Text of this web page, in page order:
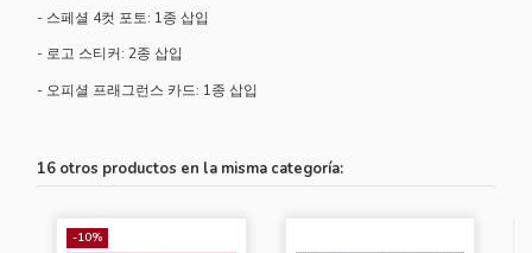
- 스페셜 4컷 포토: 1종 삽입
- 로고 스티커: 2종 삽입
- 오피셜 프래그런스 카드: 1종 삽입
16 otros productos en la misma categoría:
-10%